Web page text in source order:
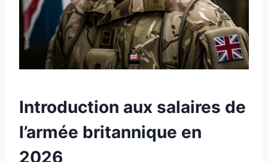
Introduction aux salaires de
l’armée britannique en
2026